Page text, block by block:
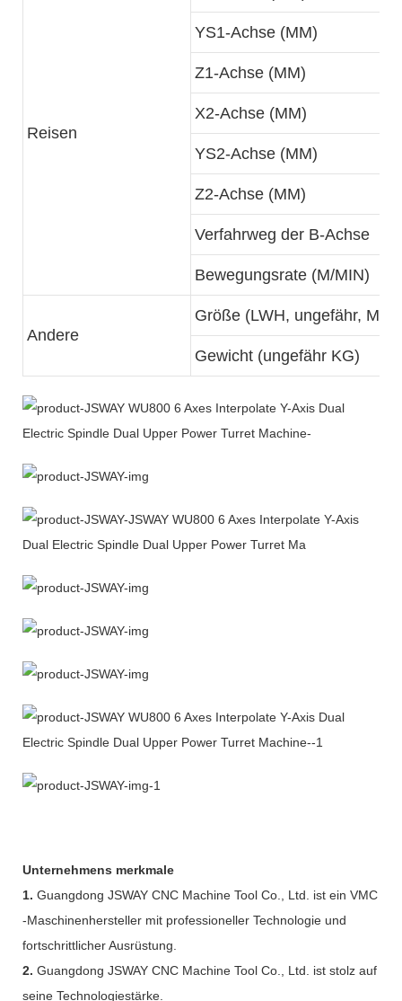
Reisen
YS1-Achse (MM)
Z1-Achse (MM)
X2-Achse (MM)
YS2-Achse (MM)
Z2-Achse (MM)
Verfahrweg der B-Achse
Bewegungsrate (M/MIN)
Andere
Größe (LWH, ungefähr, MM)
Gewicht (ungefähr KG)
Unternehmens merkmale
1. Guangdong JSWAY CNC Machine Tool Co., Ltd. ist ein VMC
-Maschinenhersteller mit professioneller Technologie und
fortschrittlicher Ausrüstung.
2. Guangdong JSWAY CNC Machine Tool Co., Ltd. ist stolz auf
seine Technologiestärke.